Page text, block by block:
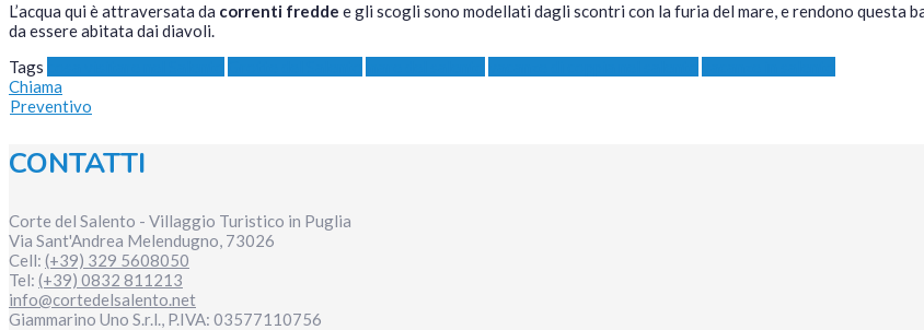
L’acqua qui è attraversata da correnti fredde e gli scogli sono modellati dagli scontri con la furia del mare, e rendono questa
da essere abitata dai diavoli.
Tags
Chiama
Preventivo
CONTATTI
Corte del Salento - Villaggio Turistico in Puglia
Via Sant'Andrea Melendugno, 73026
Cell: (+39) 329 5608050
Tel: (+39) 0832 811213
info@cortedelsalento.net
Giammarino Uno S.r.l., P.IVA: 03577110756